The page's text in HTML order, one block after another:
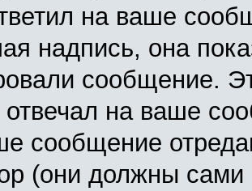
на ваше
надпись, она
сообщение.
отвечал на ваше
сообщение
(они должны сами